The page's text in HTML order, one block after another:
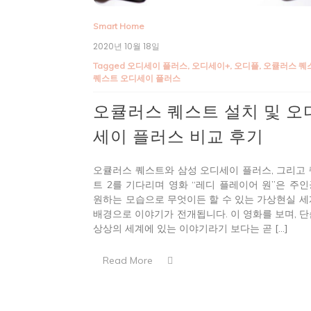
Smart Home
2020년 10월 18일
Tagged 오디세이 플러스, 오디세이+, 오디플, 오큘러스 퀘
퀘스트 오디세이 플러스
오큘러스 퀘스트 설치 및 오
세이 플러스 비교 후기
오큘러스 퀘스트와 삼성 오디세이 플러스, 그리고
트 2를 기다리며 영화 “레디 플레이어 원”은 주인
원하는 모습으로 무엇이든 할 수 있는 가상현실 세
배경으로 이야기가 전개됩니다. 이 영화를 보며, 단
상상의 세계에 있는 이야기라기 보다는 곧 […]
Read More